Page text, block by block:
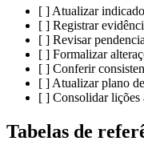
[ ] Atualizar
[ ] Registrar
[ ] Revisar
[ ] Formalizar
[ ] Conferir
[ ] Atualizar plano
[ ] Consolidar lições
Tabelas de